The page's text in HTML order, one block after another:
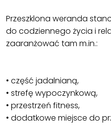
Przeszklona weranda
do codziennego życia i
zaaranżować tam m.in.:
• część jadalnianą,
• strefę wypoczynkową,
• przestrzeń fitness,
• dodatkowe miejsce do